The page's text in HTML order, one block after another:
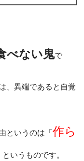
べない鬼で
、異端であると自覚
というのは「 作ら
というものです。